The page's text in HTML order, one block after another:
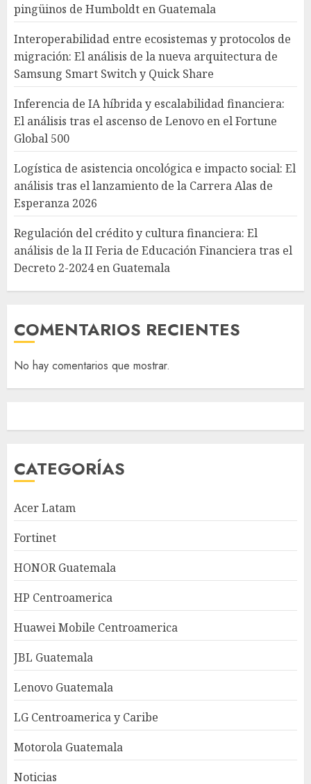
pingüinos de Humboldt en Guatemala
Interoperabilidad entre ecosistemas y protocolos de
migración: El análisis de la nueva arquitectura de
Samsung Smart Switch y Quick Share
Inferencia de IA híbrida y escalabilidad financiera:
El análisis tras el ascenso de Lenovo en el Fortune
Global 500
Logística de asistencia oncológica e impacto social: El
análisis tras el lanzamiento de la Carrera Alas de
Esperanza 2026
Regulación del crédito y cultura financiera: El
análisis de la II Feria de Educación Financiera tras el
Decreto 2-2024 en Guatemala
COMENTARIOS RECIENTES
No hay comentarios que mostrar.
CATEGORÍAS
Acer Latam
Fortinet
HONOR Guatemala
HP Centroamerica
Huawei Mobile Centroamerica
JBL Guatemala
Lenovo Guatemala
LG Centroamerica y Caribe
Motorola Guatemala
Noticias